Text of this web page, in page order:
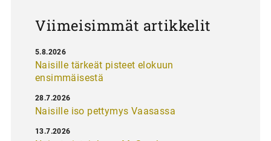
Viimeisimmät artikkelit
Naisille tärkeät pisteet elokuun
ensimmäisestä
5.8.2026
Naisille iso pettymys Vaasassa
28.7.2026
13.7.2026